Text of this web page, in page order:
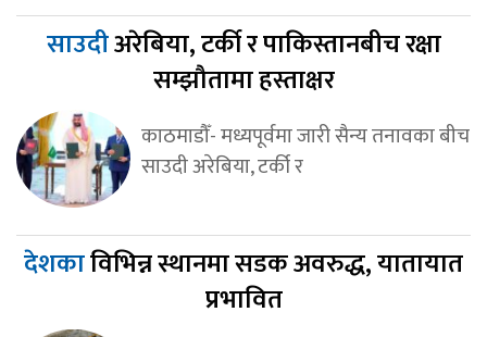
साउदीअरेबिया, टर्की र पाकिस्तानबीच रक्षा
सम्झौतामा हस्ताक्षर
काठमाडौँ- मध्यपूर्वमा जारी सैन्य तनावका बीच
साउदी अरेबिया, टर्की र
देशकाविभिन्न स्थानमा सडक अवरुद्ध, यातायात
प्रभावित